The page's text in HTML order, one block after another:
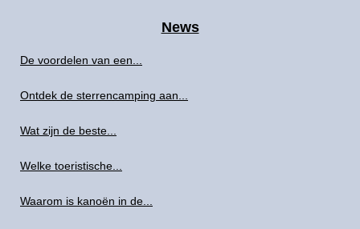
News
De voordelen van een...
Ontdek de sterrencamping aan...
Wat zijn de beste...
Welke toeristische...
Waarom is kanoën in de...